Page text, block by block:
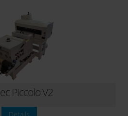
Piccolo V2